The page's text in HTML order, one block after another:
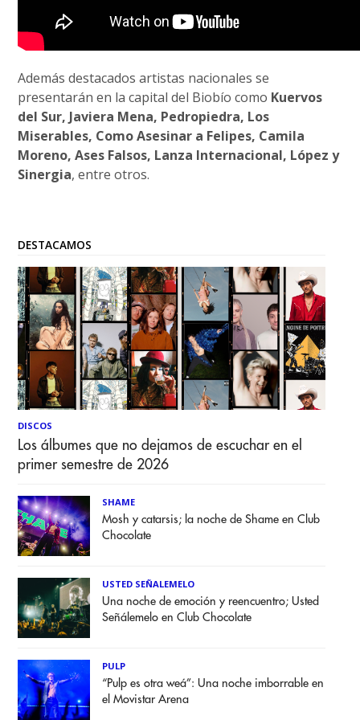
Además destacados artistas nacionales se
presentarán en la capital del Biobío como Kuervos
del Sur, Javiera Mena, Pedropiedra, Los
Miserables, Como Asesinar a Felipes, Camila
Moreno, Ases Falsos, Lanza Internacional, López y
Sinergia, entre otros.
DESTACAMOS
DISCOS
Los álbumes que no dejamos de escuchar en el
primer semestre de 2026
SHAME
Mosh y catarsis; la noche de Shame en Club
Chocolate
USTED SEÑALEMELO
Una noche de emoción y reencuentro; Usted
Señálemelo en Club Chocolate
PULP
“Pulp es otra weá”: Una noche imborrable en
el Movistar Arena